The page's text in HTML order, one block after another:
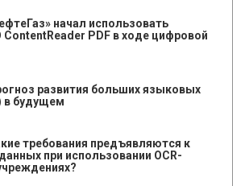
начал использовать
PDF в ходе цифровой
развития больших языковых
в будущем
требования предъявляются к
при использовании OCR-